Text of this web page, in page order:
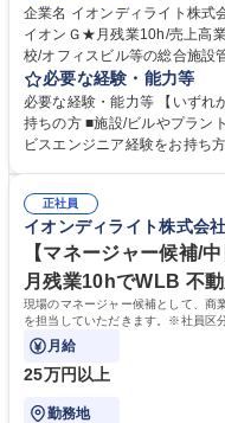
企業名 イオンディライト株式会社 求人名 【東海/施設管理】ベテ
イオンＧ★月残業10h/売上高業界TOPクラス 仕事
校/オフィスビル等の総合施
械の点検～保守を行います。
【具体的には】■電気、ガス
含む）・館内巡回、異常がな
した改善案の作成 ■長期修繕
業10h/売上高業界TOPクラス
必要な経験・能力等
必要な経験・能力等 【いずれ
持ちの方 ■施設/ビルやプラン
ビスエンジニア経験をお持ち方。 【研修】入社後の現場研修をはじ
であるサービス事業を行って
ンショッピングセンターや空
す。 学歴・資格 学歴：大学院 大学 高専 短大 専修学校 高校 語学力： 資
格：第三種電気主任技術者
正社員
イオンディライト株式会社
【マネージャー候補/
月残業10hでWLB 不
現場のマネージャー候補として、商
を担当していただきます。※社員区
す。
月給
25万円以上
勤務地